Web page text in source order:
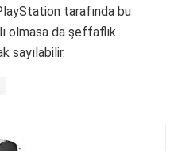
tarafında bu
olmasa da şeffaflık
sayılabilir.